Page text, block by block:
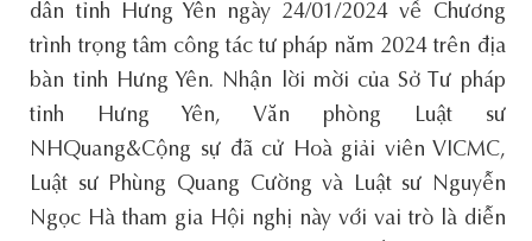
dân tỉnh Hưng Yên ngày 24/01/2024 về Chương
trình trọng tâm công tác tư pháp năm 2024 trên địa
bàn tỉnh Hưng Yên. Nhận lời mời của Sở Tư pháp
tỉnh Hưng Yên, Văn phòng Luật sư
NHQuang&Cộng sự đã cử Hoà giải viên VICMC,
Luật sư Phùng Quang Cường và Luật sư Nguyễn
Ngọc Hà tham gia Hội nghị này với vai trò là diễn